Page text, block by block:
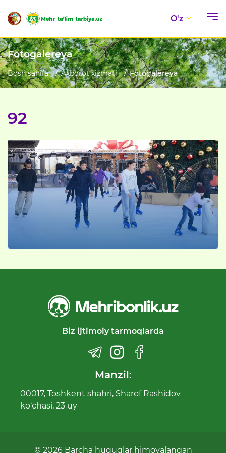
O'z
Fotogalereya
Bosh sahifa Axborot xizmati Fotogalereya
92
Biz ijtimoiy tarmoqlarda
Manzil:
00017, Toshkent shahri, Sharof Rashidov
ko‘chasi, 23 uy
© 2026 Barcha huquqlar himoyalangan